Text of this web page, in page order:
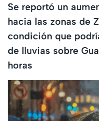
Se reportó un
hacia las zonas de
condición que
de lluvias sobre
horas